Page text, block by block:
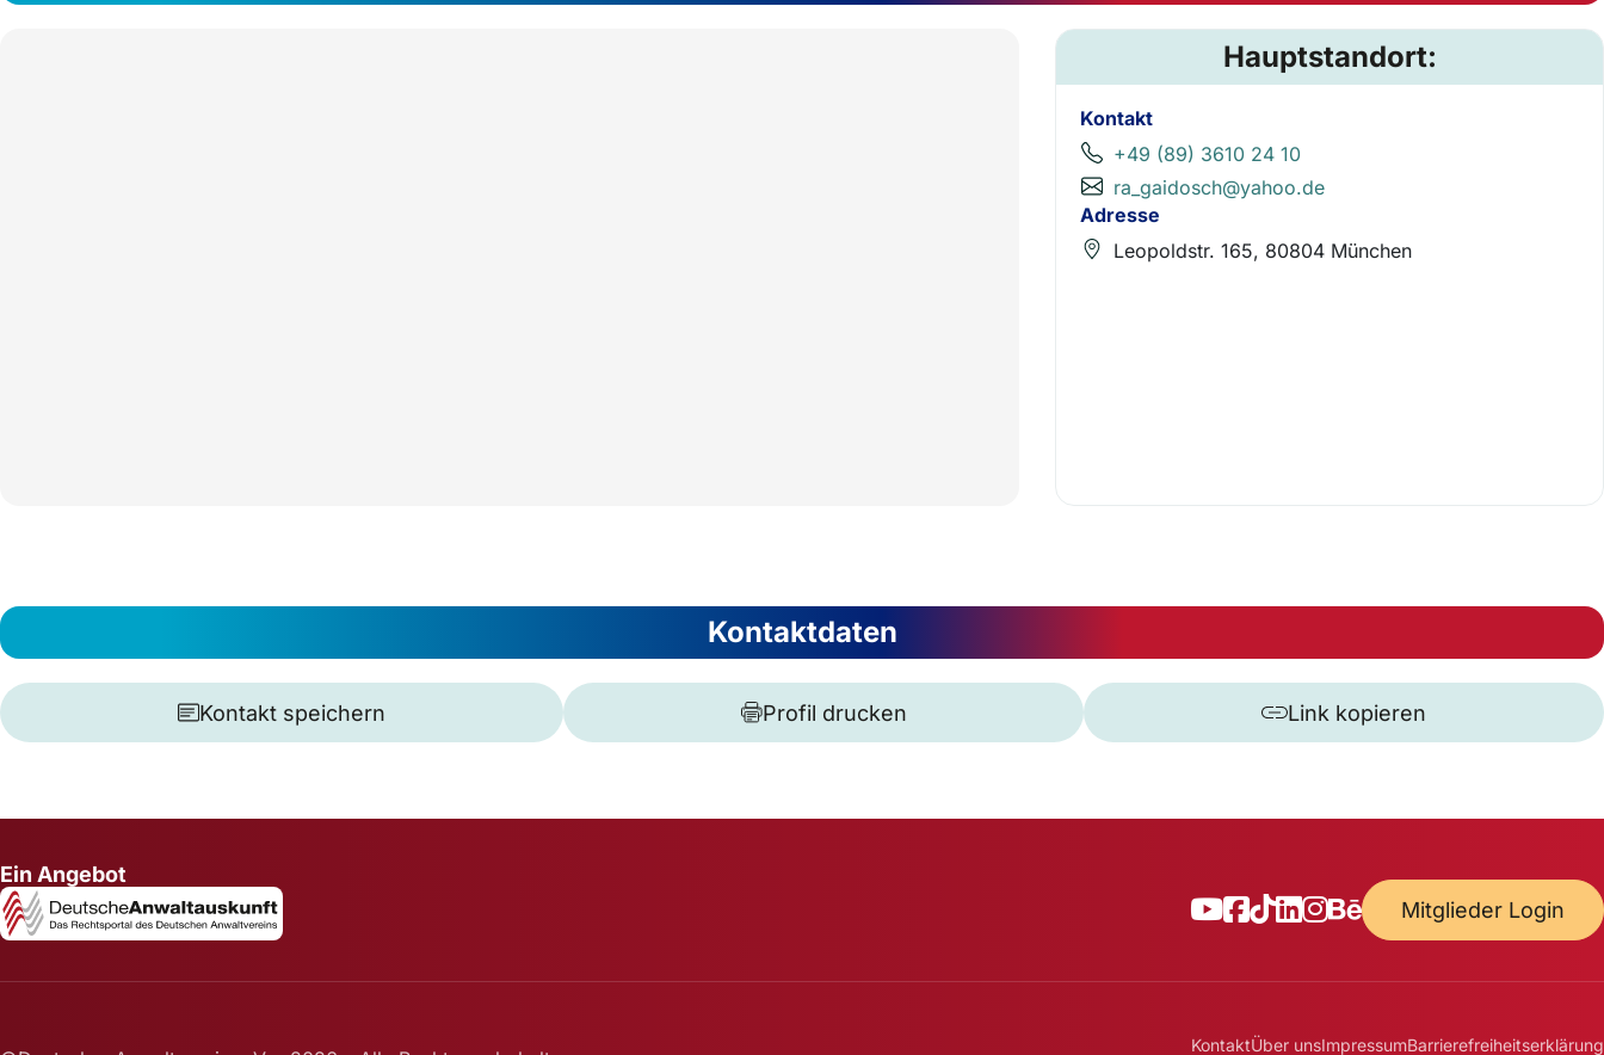
Hauptstandort:
Kontakt
+49 (89) 3610 24 10
ra_gaidosch@yahoo.de
Adresse
Leopoldstr. 165, 80804 München
Kontaktdaten
Kontakt speichern Profil drucken Link kopieren
Ein Angebot
Mitglieder Login
KontaktÜber unsImpressumBarrierefreiheitserklärung